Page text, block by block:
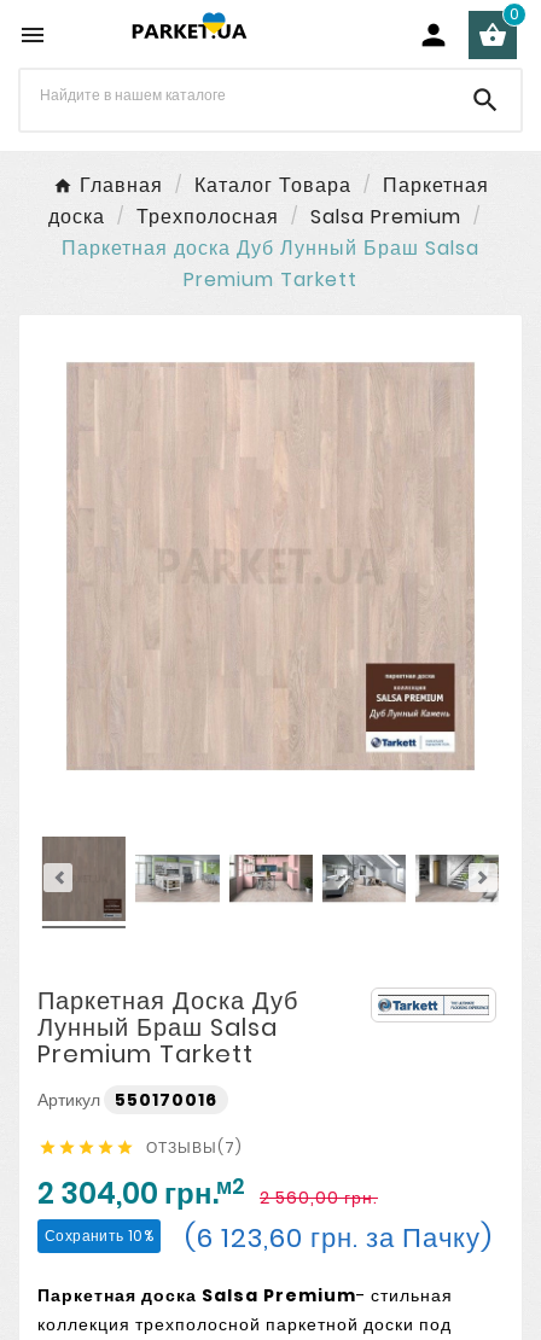
  
0

Главная Каталог Товара
Паркетная
доска
Трехполосная
Salsa Premium
Паркетная доска Дуб Лунный Браш Salsa
Premium Tarkett
Паркетная Доска Дуб
Лунный Браш Salsa
Premium Tarkett
Артикул 550170016
     ОТЗЫВЫ(7)
2 304,00 грн.м2 2 560,00 грн.
Сохранить 10% (6 123,60 грн. за Пачку)
Паркетная доска Salsa Premium- стильная
коллекция трехполосной паркетной доски под